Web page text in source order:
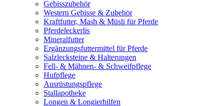
Gebisszubehör
Western Gebisse & Zubehör
Kraftfutter, Mash & Müsli für Pferde
Pferdeleckerlis
Mineralfutter
Ergänzungsfuttermittel für Pferde
Salzlecksteine & Halterungen
Fell- & Mähnen- & Schweifpflege
Hufpflege
Ausrüstungspflege
Stallapotheke
Longen & Longierhilfen